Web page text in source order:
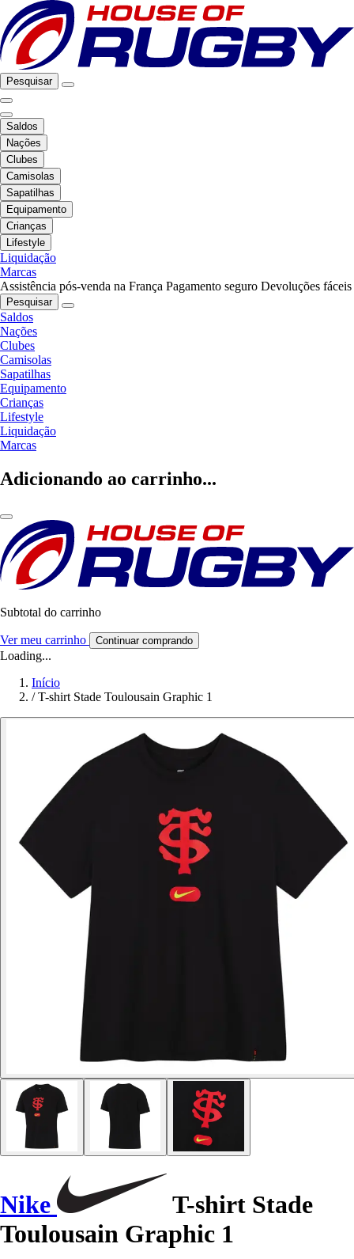
Pesquisar
Saldos
Nações
Clubes
Camisolas
Sapatilhas
Equipamento
Crianças
Lifestyle
Liquidação
Marcas
Assistência pós-venda na França Pagamento seguro Devoluções fáceis
Pesquisar
Saldos
Nações
Clubes
Camisolas
Sapatilhas
Equipamento
Crianças
Lifestyle
Liquidação
Marcas
Adicionando ao carrinho...
Subtotal do carrinho
Ver meu carrinho Continuar comprando
Loading...
Início
/ T-shirt Stade Toulousain Graphic 1
Nike
T-shirt Stade
Toulousain Graphic 1